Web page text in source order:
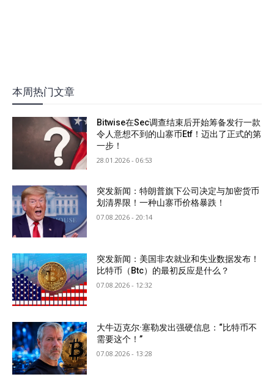
本周热门文章
Bitwise在Sec调查结束后开始筹备发行一款
令人意想不到的山寨币Etf！迈出了正式的第
一步！
28.01.2026 - 06:53
突发新闻：特朗普旗下公司决定与加密货币
划清界限！一种山寨币价格暴跌！
07.08.2026 - 20:14
突发新闻：美国非农就业和失业数据发布！
比特币（Btc）的最初反应是什么？
07.08.2026 - 12:32
大牛迈克尔·塞勒发出强硬信息：“比特币不
需要这个！”
07.08.2026 - 13:28